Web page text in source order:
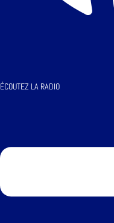
ÉCOUTEZ LA RADIO